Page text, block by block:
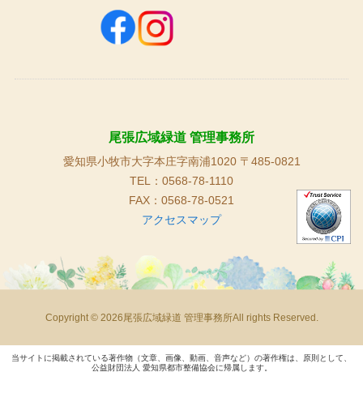
尾張広域緑道 管理事務所
愛知県小牧市大字本庄字南浦1020 〒485-0821
TEL：0568-78-1110
FAX：0568-78-0521
アクセスマップ
Copyright © 2026尾張広域緑道 管理事務所All rights Reserved.
当サイトに掲載されている著作物（文章、画像、動画、音声など）の著作権は、原則として、
公益財団法人 愛知県都市整備協会に帰属します。